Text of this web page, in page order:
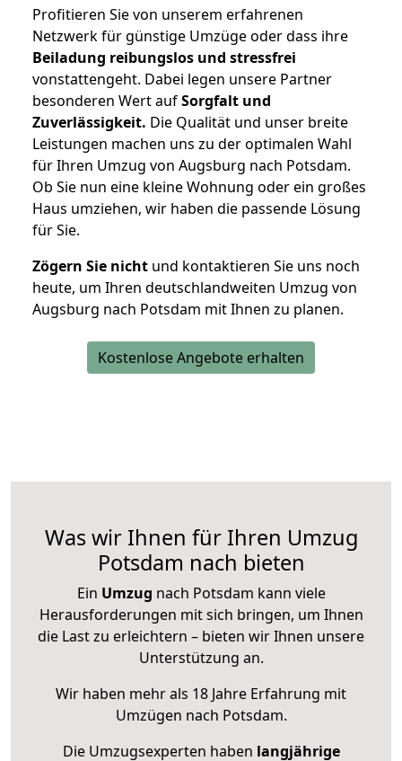
Profitieren Sie von unserem erfahrenen
Netzwerk für günstige Umzüge oder dass ihre
Beiladung reibungslos und stressfrei
vonstattengeht. Dabei legen unsere Partner
besonderen Wert aufSorgfalt und
Zuverlässigkeit. Die Qualität und unser breite
Leistungen machen uns zu der optimalen Wahl
für Ihren Umzug von Augsburg nach Potsdam.
Ob Sie nun eine kleine Wohnung oder ein großes
Haus umziehen, wir haben die passende Lösung
für Sie.
Zögern Sie nicht und kontaktieren Sie uns noch
heute, um Ihren deutschlandweiten Umzug von
Augsburg nach Potsdam mit Ihnen zu planen.
Kostenlose Angebote erhalten
Was wir Ihnen für Ihren Umzug
Potsdam nach bieten
Ein Umzug nach Potsdam kann viele
Herausforderungen mit sich bringen, um Ihnen
die Last zu erleichtern – bieten wir Ihnen unsere
Unterstützung an.
Wir haben mehr als 18 Jahre Erfahrung mit
Umzügen nach Potsdam.
Die Umzugsexperten haben langjährige